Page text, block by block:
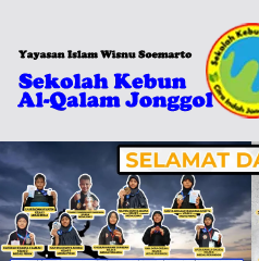
content